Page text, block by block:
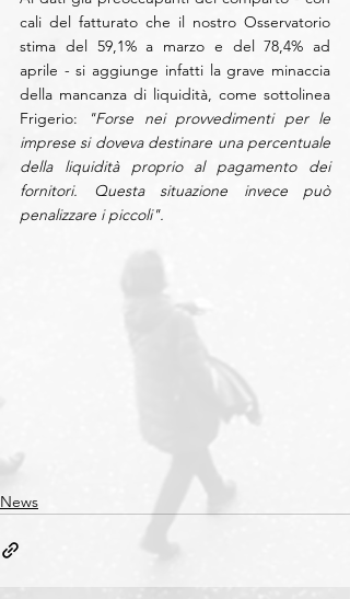
cali del fatturato che il nostro Osservatorio
stima del 59,1% a marzo e del 78,4% ad
aprile - si aggiunge infatti la grave minaccia
della mancanza di liquidità, come sottolinea
Frigerio:
"Forse nei provvedimenti per le
imprese si doveva destinare una percentuale
della liquidità proprio al pagamento dei
fornitori. Questa situazione invece può
penalizzare i piccoli".
News